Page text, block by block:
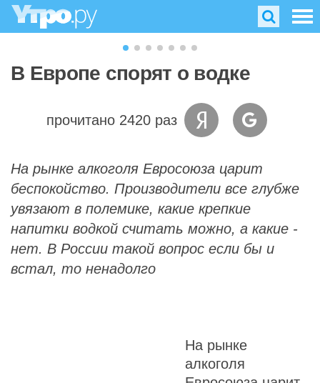
В Европе спорят о водке
прочитано 2420 раз
На рынке алкоголя Евросоюза царит
беспокойство. Производители все глубже
увязают в полемике, какие крепкие
напитки водкой считать можно, а какие -
нет. В России такой вопрос если бы и
встал, то ненадолго
На рынке
алкоголя